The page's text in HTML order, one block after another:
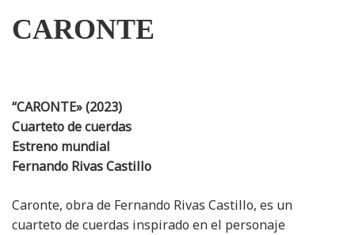
CARONTE
“CARONTE»(2023)
Cuarteto de cuerdas
Estreno mundial
Fernando Rivas Castillo
Caronte, obra de Fernando Rivas Castillo, es un
cuarteto de cuerdas inspirado en el personaje